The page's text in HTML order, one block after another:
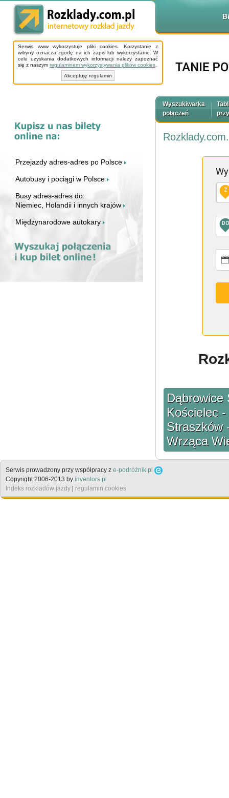
Serwis www wykorzystuje pliki cookies. Korzystanie z
witryny oznacza zgodę na ich zapis lub wykorzystanie. W
celu uzyskania dodatkowych informacji należy zapoznać
się z naszym regulaminem wykorzystywania plików cookies
Akceptuję regulamin
Przejazdy adres-adres po Polsce
Autobusy i pociągi w Polsce
Busy adres-adres do:
Niemiec, Holandii i innych krajów
Międzynarodowe autokary
Wyszukiwarka
połączeń
Z
DO
Dąbrowice
Kościelec
Straszków
Wrząca
Serwis prowadzony przy współpracy z e-podróżnik.pl
Copyright 2006-2013 by inventors.pl
Indeks rozkładów jazdy | regulamin cookies